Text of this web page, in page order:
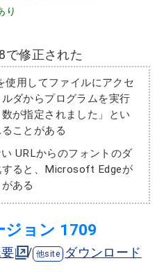
り
で修正された
使用してファイルにアクセ
ダからプログラムを実行
が指定されました」とい
ことがある
URLからのフォントのダ
すると、Microsoft Edgeが
ある
ジョン 1709
/ ダウンロード